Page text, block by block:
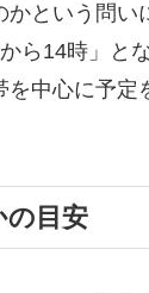
という問
ら14時」と
中心に予定
の目安